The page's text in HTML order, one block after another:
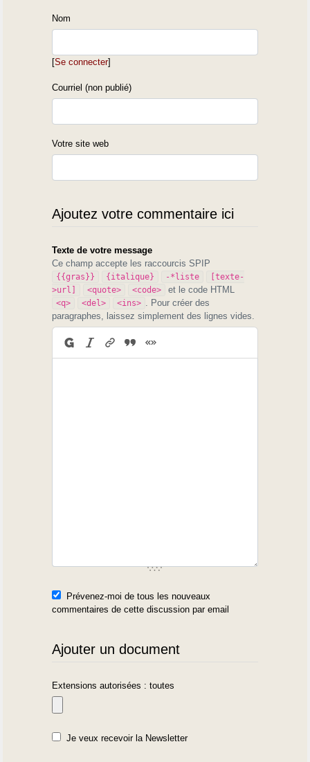
Nom
[Se connecter]
Courriel (non publié)
Votre site web
Ajoutez votre commentaire ici
Texte de votre message
Ce champ accepte les raccourcis SPIP
{{gras}} {italique} -*liste
[texte-
>url]
<quote> <code> et le code HTML
<q> <del> <ins>
. Pour créer des
paragraphes, laissez simplement des lignes vides.
Prévenez-moi de tous les nouveaux
commentaires de cette discussion par email
Ajouter un document
Extensions autorisées : toutes
Je veux recevoir la Newsletter